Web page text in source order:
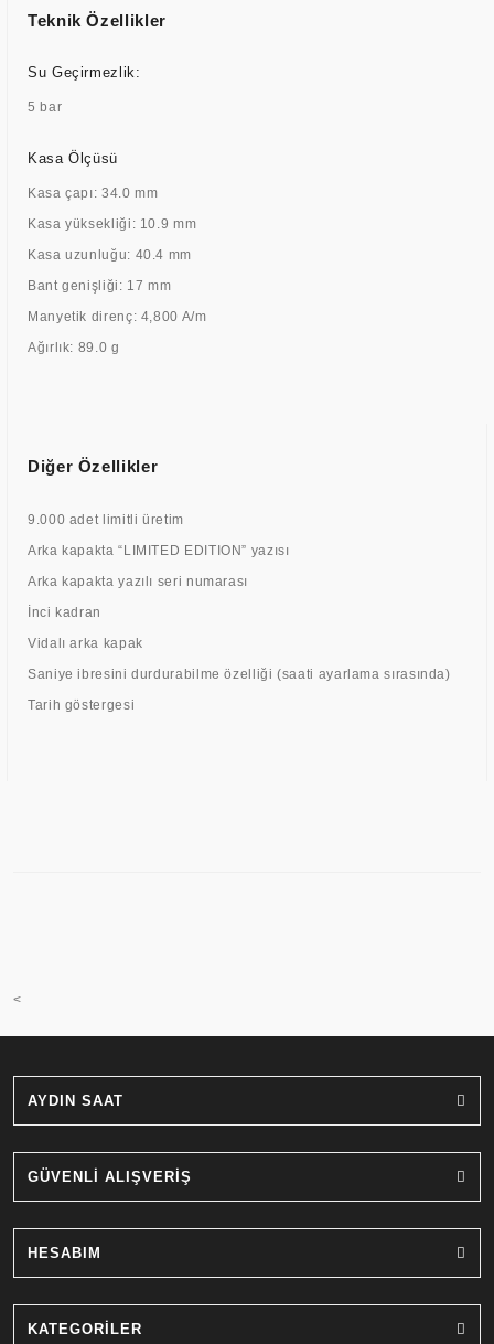
Teknik Özellikler
Su Geçirmezlik:
5 bar
Kasa Ölçüsü
Kasa çapı: 34.0 mm
Kasa yüksekliği: 10.9 mm
Kasa uzunluğu: 40.4 mm
Bant genişliği: 17 mm
Manyetik direnç: 4,800 A/m
Ağırlık: 89.0 g
Diğer Özellikler
9.000 adet limitli üretim
Arka kapakta “LIMITED EDITION” yazısı
Arka kapakta yazılı seri numarası
İnci kadran
Vidalı arka kapak
Saniye ibresini durdurabilme özelliği (saati ayarlama sırasında)
Tarih göstergesi
<
AYDIN SAAT
GÜVENLİ ALIŞVERİŞ
HESABIM
KATEGORİLER